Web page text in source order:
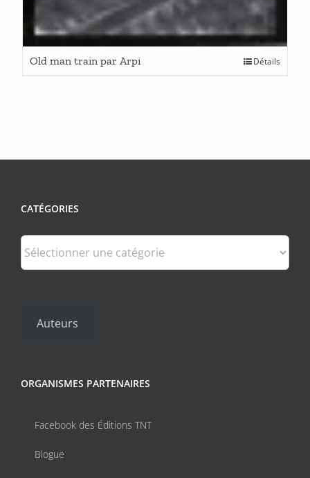
Old man train par Arpi Détails
CATÉGORIES
Catégories
Auteurs
ORGANISMES PARTENAIRES
Facebook des Éditions TNT
Blogue